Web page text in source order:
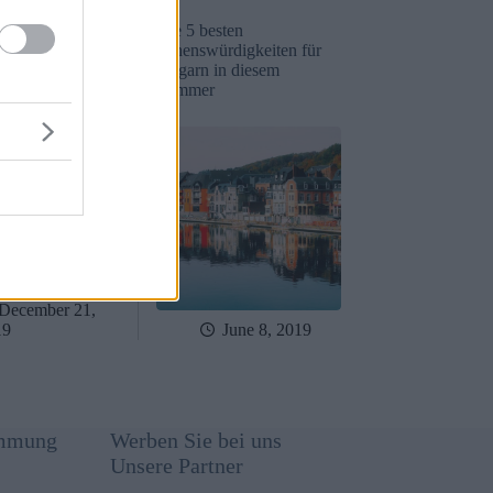
reagieren auf
Lebensstil.
December 21,
Die 5 besten
Sehenswürdigkeiten für
Ungarn in diesem
Sommer
June 8, 2019
Werben Sie bei uns
Unsere Partner